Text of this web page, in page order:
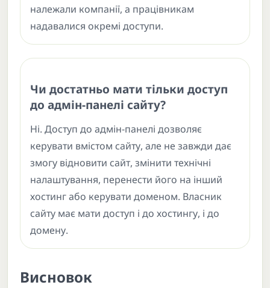
належали компанії, а працівникам
надавалися окремі доступи.
Чи достатньо мати тільки доступ
до адмін-панелі сайту?
Ні. Доступ до адмін-панелі дозволяє
керувати вмістом сайту, але не завжди дає
змогу відновити сайт, змінити технічні
налаштування, перенести його на інший
хостинг або керувати доменом. Власник
сайту має мати доступ і до хостингу, і до
домену.
Висновок